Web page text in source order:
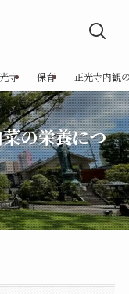
寺 保育 正光寺内観
の栄養につ